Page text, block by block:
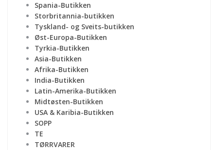
Spania-Butikken
Storbritannia-butikken
Tyskland- og Sveits-butikken
Øst-Europa-Butikken
Tyrkia-Butikken
Asia-Butikken
Afrika-Butikken
India-Butikken
Latin-Amerika-Butikken
Midtøsten-Butikken
USA & Karibia-Butikken
SOPP
TE
TØRRVARER